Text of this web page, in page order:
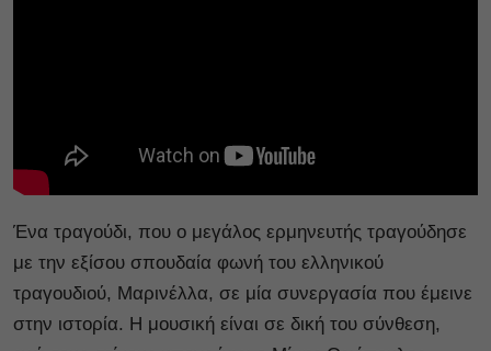
Ένα τραγούδι, που ο μεγάλος ερμηνευτής τραγούδησε
με την εξίσου σπουδαία φωνή του ελληνικού
τραγουδιού, Μαρινέλλα, σε μία συνεργασία που έμεινε
στην ιστορία. Η μουσική είναι σε δική του σύνθεση,